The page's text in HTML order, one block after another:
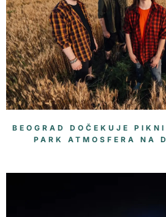
BEOGRAD DOČEKUJE
PARK ATMOSFERA NA